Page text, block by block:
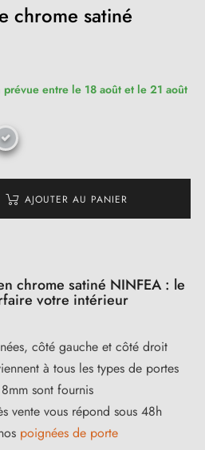
chrome satiné
prévue entre le 18 août et le 21 août
AJOUTER AU PANIER
chrome satiné NINFEA : le
votre intérieur
côté gauche et côté droit
à tous les types de portes
sont fournis
vente vous répond sous 48h
poignées de porte